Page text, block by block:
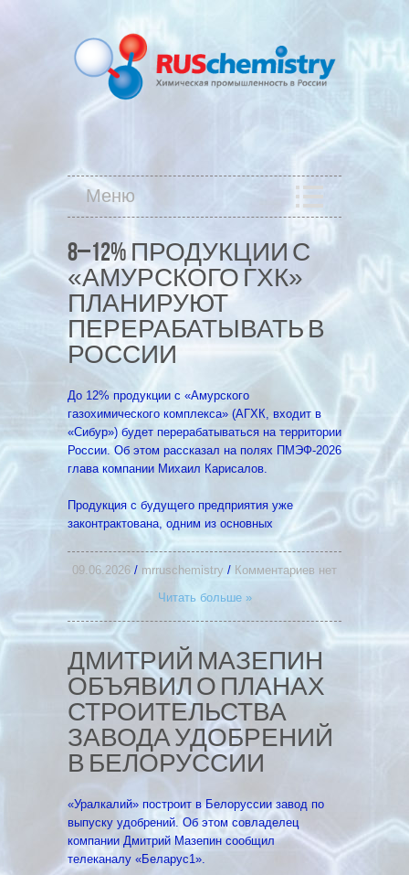
Меню
8–12% ПРОДУКЦИИ С
«АМУРСКОГО ГХК»
ПЛАНИРУЮТ
ПЕРЕРАБАТЫВАТЬ В
РОССИИ
До 12% продукции с «Амурского
газохимического комплекса» (АГХК, входит в
«Сибур») будет перерабатываться на территории
России. Об этом рассказал на полях ПМЭФ-2026
глава компании Михаил Карисалов.
Продукция с будущего предприятия уже
законтрактована, одним из основных
09.06.2026 / mrruschemistry / Комментариев нет
Читать больше »
ДМИТРИЙ МАЗЕПИН
ОБЪЯВИЛ О ПЛАНАХ
СТРОИТЕЛЬСТВА
ЗАВОДА УДОБРЕНИЙ
В БЕЛОРУССИИ
«Уралкалий» построит в Белоруссии завод по
выпуску удобрений. Об этом совладелец
компании Дмитрий Мазепин сообщил
телеканалу «Беларус1».